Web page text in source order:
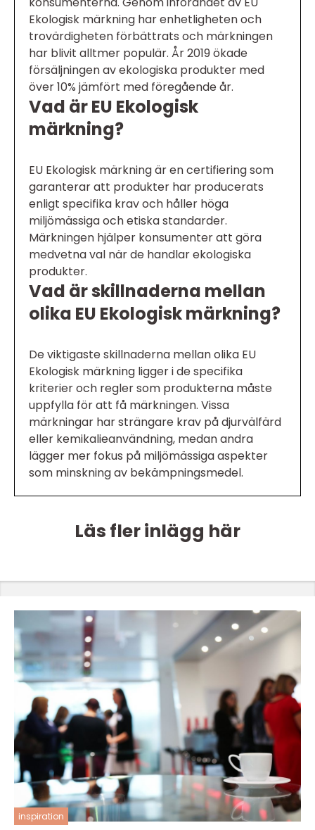
Ekologisk märkning har enhetligheten och
trovärdigheten förbättrats och märkningen
har blivit alltmer populär. År 2019 ökade
försäljningen av ekologiska produkter med
över 10% jämfört med föregående år.
Vad är EU Ekologisk
märkning?
EU Ekologisk märkning är en certifiering som
garanterar att produkter har producerats
enligt specifika krav och håller höga
miljömässiga och etiska standarder.
Märkningen hjälper konsumenter att göra
medvetna val när de handlar ekologiska
produkter.
Vad är skillnaderna mellan
olika EU Ekologisk märkning?
De viktigaste skillnaderna mellan olika EU
Ekologisk märkning ligger i de specifika
kriterier och regler som produkterna måste
uppfylla för att få märkningen. Vissa
märkningar har strängare krav på djurvälfärd
eller kemikalieanvändning, medan andra
lägger mer fokus på miljömässiga aspekter
som minskning av bekämpningsmedel.
Läs fler inlägg här
inspiration